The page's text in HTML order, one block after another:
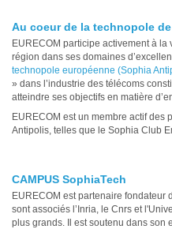
Au coeur de la technopole
EURECOM participe activement à
région dans ses domaines
technopole européenne (Sophia
» dans l’industrie des télécoms
atteindre ses objectifs en matière
EURECOM est un membre actif
Antipolis, telles que le Sophia Club
CAMPUS SophiaTech
EURECOM est partenaire fondateur
sont associés l’Inria, le Cnrs et
plus grands. Il est soutenu dans son